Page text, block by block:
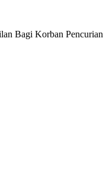
Bagi Korban Pencurian